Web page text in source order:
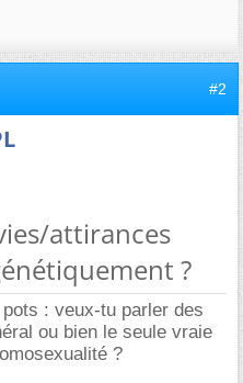
#2
attirances
?
: veux-tu parler des
ou bien le seule vraie
?